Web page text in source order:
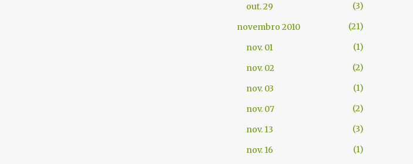
out. 29
3
novembro 2010
21
nov. 01
1
nov. 02
2
nov. 03
1
nov. 07
2
nov. 13
3
nov. 16
1